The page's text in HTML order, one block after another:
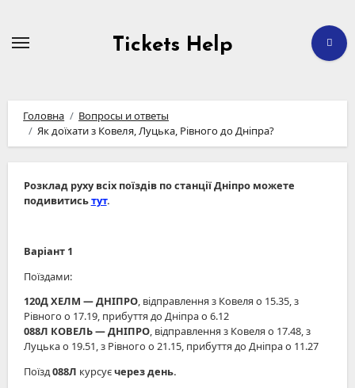
вмісту
Tickets Help
Головна
Вопросы и ответы
Як доїхати з Ковеля, Луцька, Рівного до Дніпра?
Розклад руху всіх поїздів по станції Дніпро можете
подивитисьтут.
Варіант 1
Поїздами:
120Д ХЕЛМ ― ДНІПРО, відправлення з Ковеля о 15.35, з
Рівного о 17.19, прибуття до Дніпра о 6.12
088Л КОВЕЛЬ ― ДНІПРО, відправлення з Ковеля о 17.48, з
Луцька о 19.51, з Рівного о 21.15, прибуття до Дніпра о 11.27
Поїзд088Л курсуєчерез день.